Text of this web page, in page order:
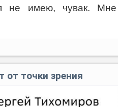
не имею, чувак.
от точки зрения